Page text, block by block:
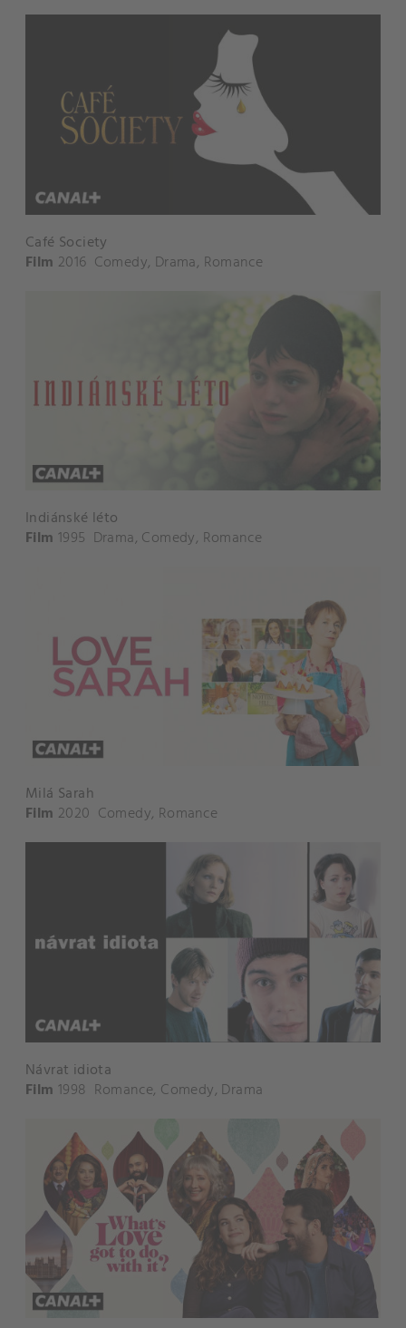
Café Society
Film 2016 Comedy, Drama, Romance
Indiánské léto
Film 1995 Drama, Comedy, Romance
Milá Sarah
Film 2020 Comedy, Romance
Návrat idiota
Film 1998 Romance, Comedy, Drama